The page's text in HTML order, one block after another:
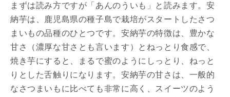
まずは読み方ですが「あんのういも」と読みます。安
納芋は、鹿児島県の種子島で栽培がスタートしたさつ
まいもの品種のひとつです。安納芋の特徴は、豊かな
甘さ（濃厚な甘さとも言います）とねっとり食感で、
焼き芋にすると、まるで蜜のようにしっとり、ねっと
りとした舌触りになります。安納芋の甘さは、一般的
なさつまいもに比べても非常に高く、スイーツのよう